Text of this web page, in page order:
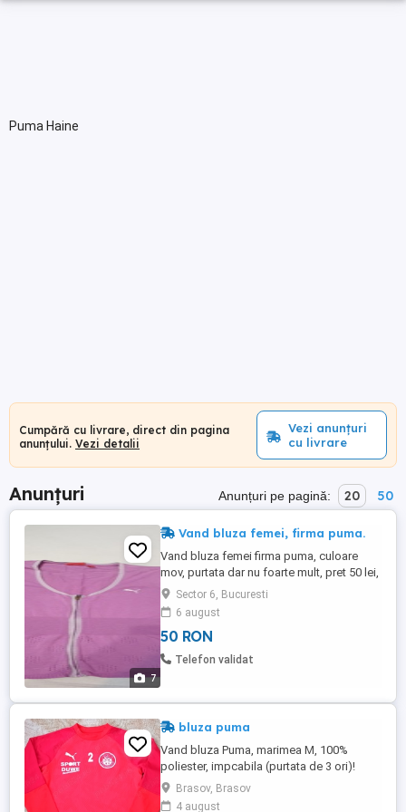
Puma Haine
Cumpără cu livrare, direct din pagina
anunțului. Vezi detalii
Vezi anunțuri
cu livrare
Anunțuri Anunțuri pe pagină: 20 50
7
Vand bluza femei, firma puma.
Vand bluza femei firma puma, culoare
mov, purtata dar nu foarte mult, pret 50 lei,
cu predare personala in Bucuresti cartierul
Militari sector 6.
Sector 6, Bucuresti
6 august
50 RON
Telefon validat
bluza puma
Vand bluza Puma, marimea M, 100%
poliester, impcabila (purtata de 3 ori)!
circumferinta talie: 102 cm lungime: 70 71
cm piept: 55 cm lungime maneca de la
Brasov, Brasov
4 august